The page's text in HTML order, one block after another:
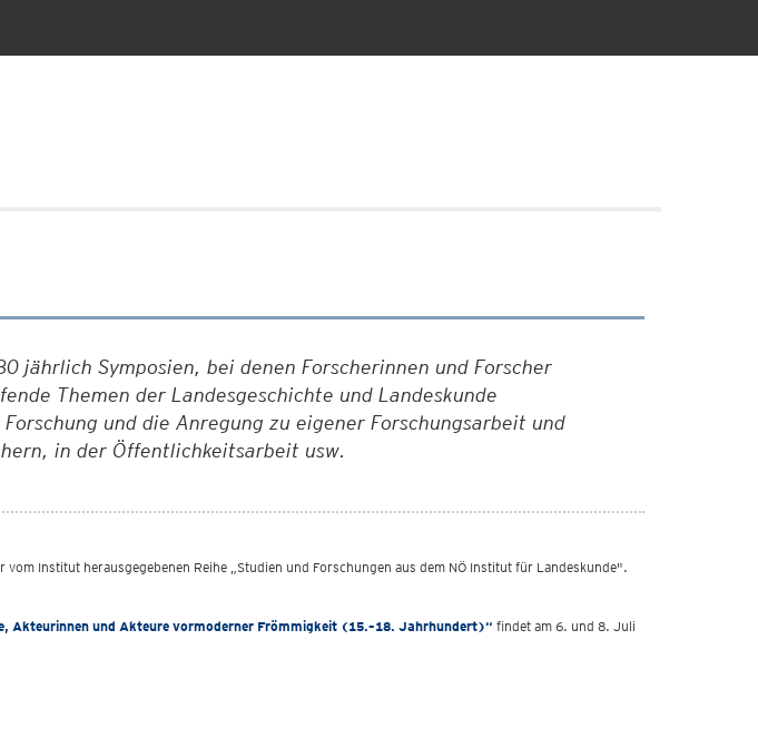
jährlich Symposien, bei denen Forscherinnen und Forscher
Themen der Landesgeschichte und Landeskunde
und die Anregung zu eigener Forschungsarbeit und
in der Öffentlichkeitsarbeit usw.
Institut herausgegebenen Reihe „Studien und Forschungen aus dem NÖ Institut für Landeskunde".
Akteurinnen und Akteure vormoderner Frömmigkeit (15.–18. Jahrhundert)“ findet am 6. und 8. Juli